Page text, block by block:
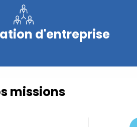
d'entreprise
missions